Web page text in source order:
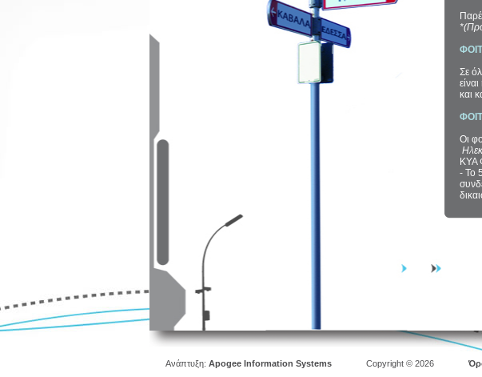
Σε
και
Οι
ΚΥΑ
- Το
-
της
Σε
Ανάπτυξη: Apogee Information Systems Copyright © 2026